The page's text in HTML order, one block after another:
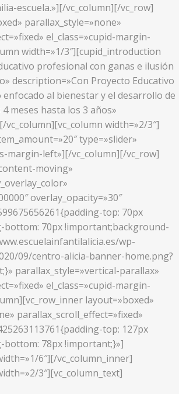
escuela.»][/vc_column][/vc_row]
parallax_style=»none»
el_class=»cupid-margin-
width=»1/3″][cupid_introduction
profesional con ganas e ilusión
description=»Con Proyecto Educativo
enfocado al bienestar y el desarrollo de
meses hasta los 3 años»
width=»2/3″]
type=»slider»
margin-left»][/vc_column][/vc_row]
moving»
overlay_opacity=»30″
top: 70px
bottom: 70px !important;background-
wp-
09/centro-alicia-banner-home.png?
parallax_style=»vertical-parallax»
el_class=»cupid-margin-
layout=»boxed»
parallax_scroll_effect=»fixed»
top: 127px
78px !important;}»]
6″][/vc_column_inner]
3″][vc_column_text]